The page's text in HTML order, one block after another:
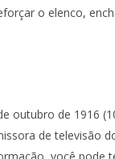
o elenco,
outubro de 1916
de televisão
você pode